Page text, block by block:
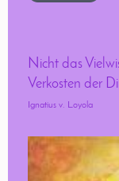
Nicht das
Verkosten der
Ignatius v. Loyola